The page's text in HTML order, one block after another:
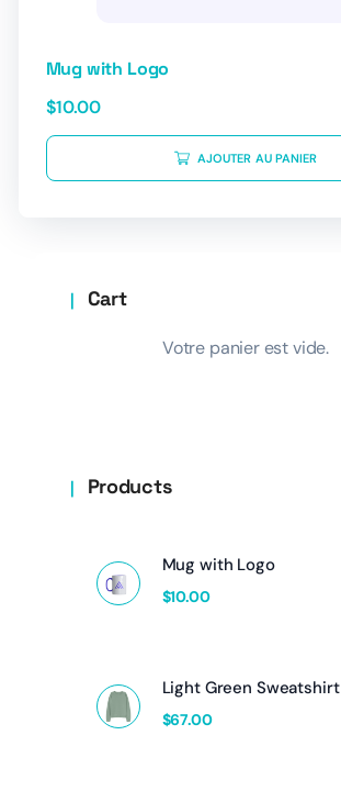
Mug with Logo
$10.00
AJOUTER AU PANIER
Cart
Votre panier est vide.
Products
Mug with Logo
$10.00
Light Green Sweatshirt
$67.00